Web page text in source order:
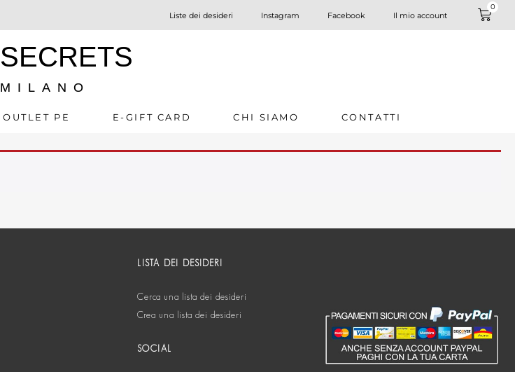
Liste dei desideri Instagram Facebook Il mio account
0
SECRETS
MILANO
OUTLET PE E-GIFT CARD CHI SIAMO CONTATTI
LISTA DEI DESIDERI
Cerca una lista dei desideri
Crea una lista dei desideri
SOCIAL